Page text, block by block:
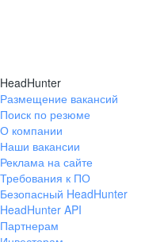
HeadHunter
Размещение вакансий
Поиск по резюме
О компании
Наши вакансии
Реклама на сайте
Требования к ПО
Безопасный HeadHunter
HeadHunter API
Партнерам